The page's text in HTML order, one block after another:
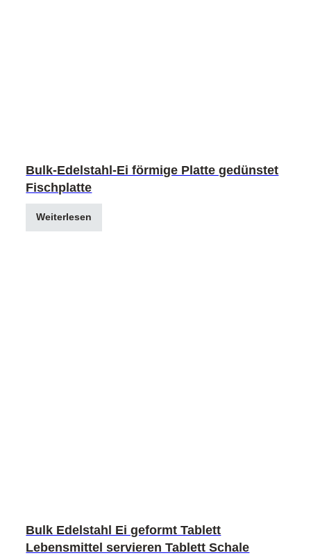
Bulk-Edelstahl-Ei förmige Platte gedünstet
Fischplatte
Weiterlesen
Bulk Edelstahl Ei geformt Tablett
Lebensmittel servieren Tablett Schale